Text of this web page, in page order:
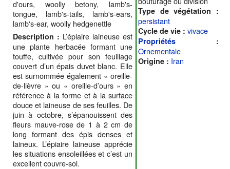
d'ours, woolly betony, lamb's-
tongue, lamb's-tails, lamb's-ears,
lamb's-ear, woolly hedgenettle
Description : L’épiaire laineuse est
une plante herbacée formant une
touffe, cultivée pour son feuillage
couvert d’un épais duvet blanc. Elle
est surnommée également « oreille-
de-lièvre » ou « oreille-d’ours » en
référence à la forme et à la surface
douce et laineuse de ses feuilles. De
juin à octobre, s’épanouissent des
fleurs mauve-rose de 1 à 2 cm de
long formant des épis denses et
laineux. L’épiaire laineuse apprécie
les situations ensoleillées et c’est un
excellent couvre-sol.
Type de végétation :
persistant
Cycle de vie : vivace
Propriétés :
Ornementale
Origine : Iran